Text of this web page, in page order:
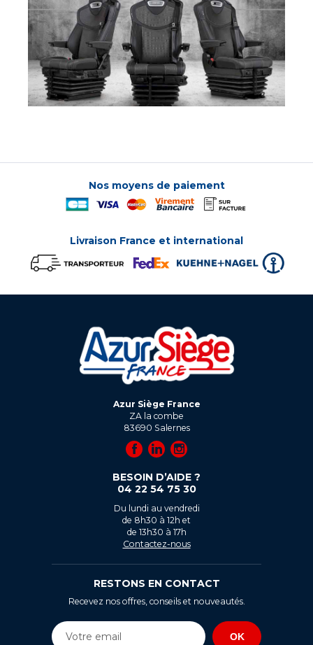
Nos moyens de paiement
Livraison France et international
Azur Siège France
ZA la combe
83690 Salernes
BESOIN D’AIDE ?
04 22 54 75 30
Du lundi au vendredi
de 8h30 à 12h et
de 13h30 à 17h
Contactez-nous
RESTONS EN CONTACT
Recevez nos offres, conseils et nouveautés.